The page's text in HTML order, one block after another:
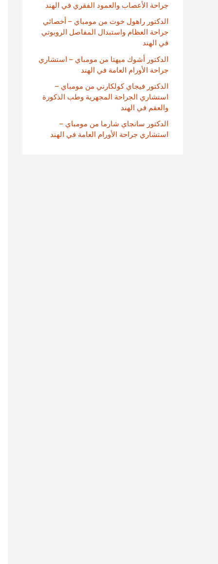
جراحة الأعصاب والعمود الفقري في الهند
الدكتور راهول خوت من مومباي – أخصائي
جراحة العظام واستبدال المفاصل الروبوتي
في الهند
الدكتور أشوك ميهتا من مومباي – استشاري
جراحة الأورام العامة في الهند
الدكتور فيجاي كولكارني من مومباي –
استشاري الجراحة المجهرية وطب الذكورة
والعقم في الهند
الدكتور سانجاي شارما من مومباي –
استشاري جراحة الأورام العامة في الهند